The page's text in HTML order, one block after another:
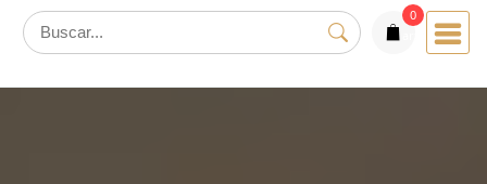
0
articulos